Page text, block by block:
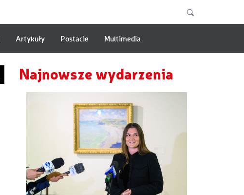
Artykuły Postacie Multimedia
Najnowsze wydarzenia